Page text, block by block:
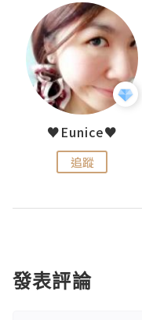
♥Eunice♥
追蹤
發表評論